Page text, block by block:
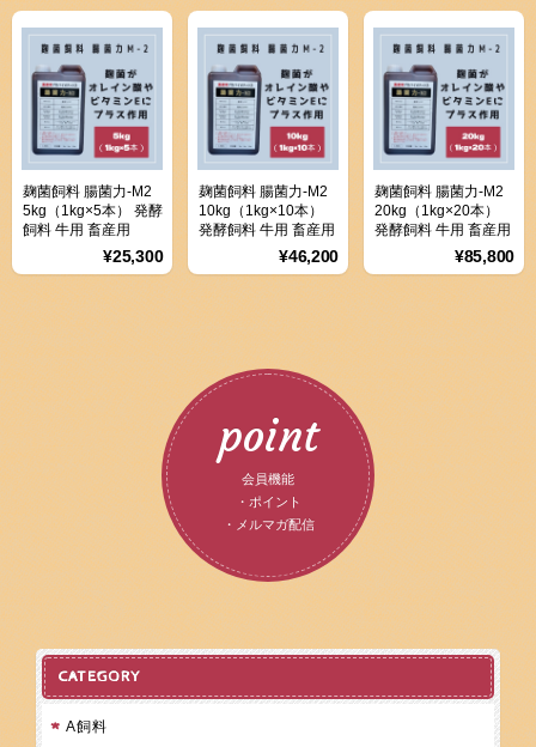
麹菌飼料 腸菌力-M2
5kg（1kg×5本） 発酵
飼料 牛用 畜産用
¥25,300
麹菌飼料 腸菌力-M2
10kg（1kg×10本）
発酵飼料 牛用 畜産用
¥46,200
麹菌飼料 腸菌力-M2
20kg（1kg×20本）
発酵飼料 牛用 畜産用
¥85,800
point
会員機能
・ポイント
・メルマガ配信
CATEGORY
A飼料